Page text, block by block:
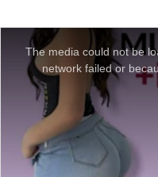
The media could not be
network failed or